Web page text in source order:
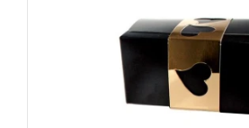
Contenance : 250 g
Capacité : environ 12 chocolats
Marque : Patisdécor